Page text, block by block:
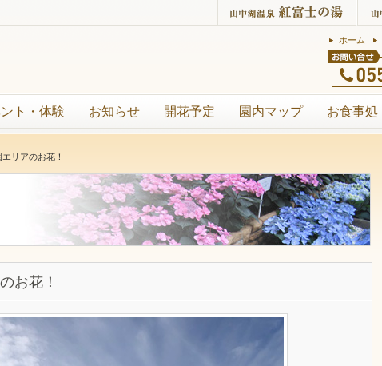
ホーム
ト・体験 お知らせ 開花予定 園内マップ お食事処
リアのお花！
お花！